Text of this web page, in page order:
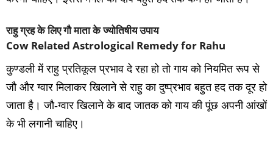
राहु ग्रह के लिए गौ माता के ज्योतिषीय उपाय
Cow Related Astrological Remedy for Rahu
कुण्‍डली में राहु प्रतिकूल प्रभाव दे रहा हो तो गाय को नियमित रूप से
जौ और ग्‍वार मिलाकर खिलाने से राहु का दुष्‍प्रभाव बहुत हद तक दूर हो
जाता है। जौ-ग्‍वार खिलाने के बाद जातक को गाय की पूंछ अपनी आंखों
के भी लगानी चाहिए।